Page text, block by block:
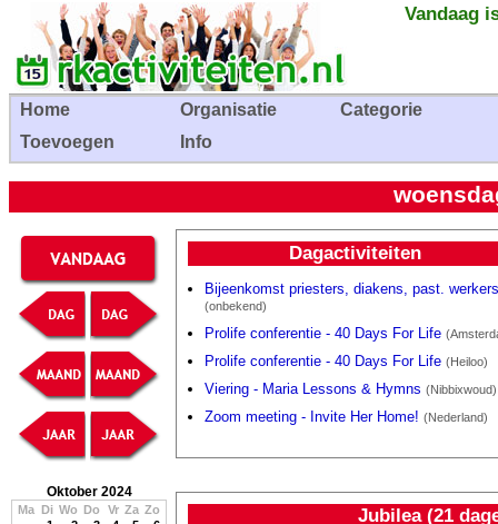
Vandaag
Home Organisatie
Categorie
Toevoegen
Info
Oktober 2024
Ma Di Wo Do Vr Za Zo
Dagactiviteiten
Bijeenkomst priesters, diakens, past. werkers
(onbekend)
Prolife conferentie - 40 Days For Life
Prolife conferentie - 40 Days For Life (Heiloo)
Viering - Maria Lessons & Hymns (Nibbixwoud)
Zoom meeting - Invite Her Home! (Nederland)
Jubilea (21